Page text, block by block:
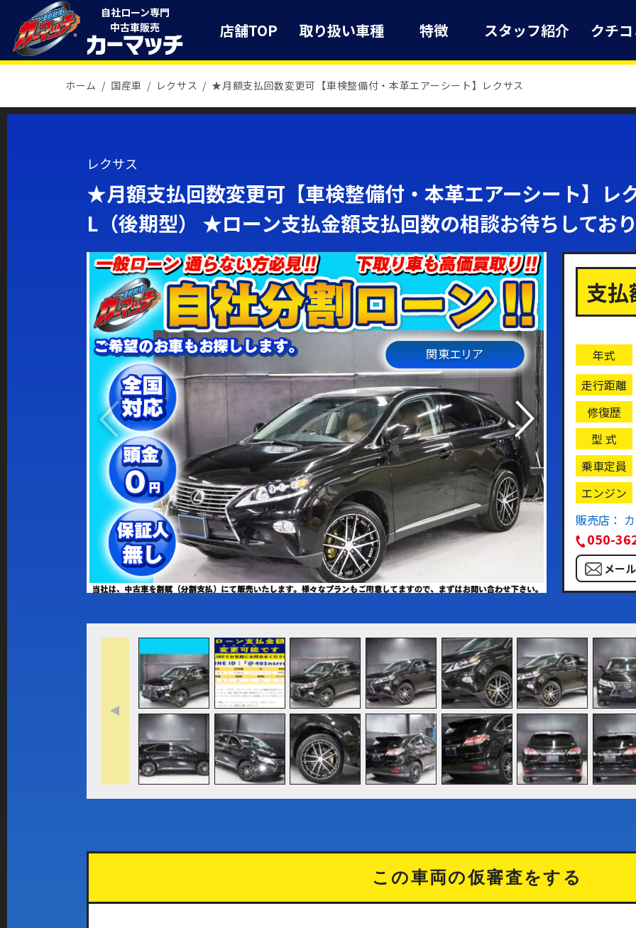
自社ローン専門
中古車販売
店舗TOP 取り扱い車種 特徴 スタッフ紹介 クチ
ホーム 国産車 レクサス ★月額支払回数変更可【車検整備付・本革エアーシート】レクサス
レクサス
★月額支払回数変更可【車検整備付・本革エアーシート】レ
L（後期型） ★ローン支払金額支払回数の相談お待ちしてお
関東エリア
支
年式
走行距離
修復歴
型 式
乗車定員
エンジン
販売店：
050-
メー
この車両の仮審査をする